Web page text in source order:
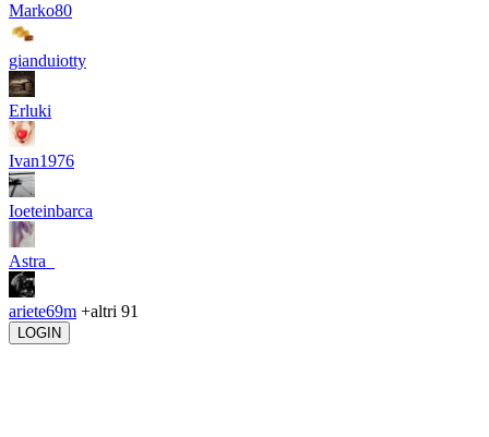
Marko80
gianduiotty
Erluki
Ivan1976
Ioeteinbarca
Astra_
ariete69m +altri 91
LOGIN